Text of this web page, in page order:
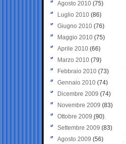
Agosto 2010 (75)
Luglio 2010 (86)
Giugno 2010 (76)
Maggio 2010 (75)
Aprile 2010 (66)
Marzo 2010 (79)
Febbraio 2010 (73)
Gennaio 2010 (74)
Dicembre 2009 (74)
Novembre 2009 (83)
Ottobre 2009 (90)
Settembre 2009 (83)
Agosto 2009 (56)